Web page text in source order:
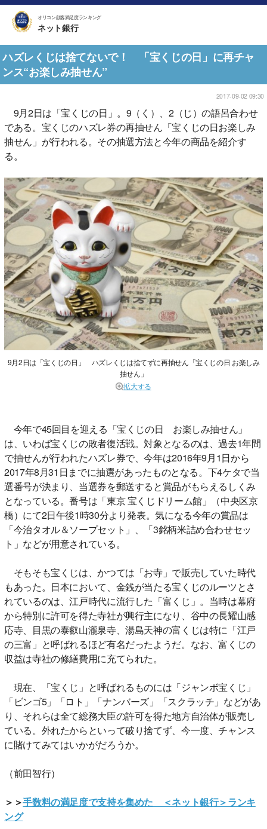
オリコン顧客満足度ランキング
ネット銀行
ハズレくじは捨てないで！ 「宝くじの日」に再チャ
ンス“お楽しみ抽せん”
2017-09-02 09:30
9月2日は「宝くじの日」。9（く）、2（じ）の語呂合わせ
である。宝くじのハズレ券の再抽せん「宝くじの日お楽しみ
抽せん」が行われる。その抽選方法と今年の商品を紹介す
る。
9月2日は「宝くじの日」 ハズレくじは捨てずに再抽せん「宝くじの日 お楽しみ
抽せん」
拡大する
今年で45回目を迎える「宝くじの日 お楽しみ抽せん」
は、いわば宝くじの敗者復活戦。対象となるのは、過去1年間
で抽せんが行われたハズレ券で、今年は2016年9月1日から
2017年8月31日までに抽選があったものとなる。下4ケタで当
選番号が決まり、当選券を郵送すると賞品がもらえるしくみ
となっている。番号は「東京 宝くじドリーム館」（中央区京
橋）にて2日午後1時30分より発表。気になる今年の賞品は
「今治タオル＆ソープセット」、「3銘柄米詰め合わせセッ
ト」などが用意されている。
そもそも宝くじは、かつては「お寺」で販売していた時代
もあった。日本において、金銭が当たる宝くじのルーツとさ
れているのは、江戸時代に流行した「富くじ」。当時は幕府
から特別に許可を得た寺社が興行主になり、谷中の長耀山感
応寺、目黒の泰叡山瀧泉寺、湯島天神の富くじは特に「江戸
の三富」と呼ばれるほど有名だったようだ。なお、富くじの
収益は寺社の修繕費用に充てられた。
現在、「宝くじ」と呼ばれるものには「ジャンボ宝くじ」
「ビンゴ5」「ロト」「ナンバーズ」「スクラッチ」などがあ
り、それらは全て総務大臣の許可を得た地方自治体が販売し
ている。外れたからといって破り捨てず、今一度、チャンス
に賭けてみてはいかがだろうか。
（前田智行）
＞＞手数料の満足度で支持を集めた ＜ネット銀行＞ランキ
ング